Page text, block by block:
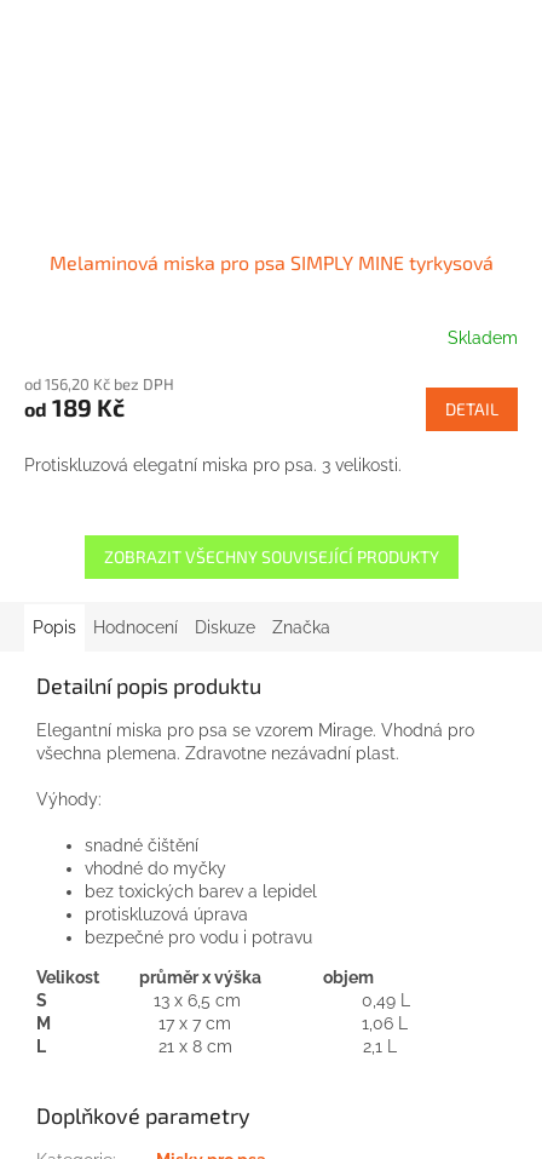
Melaminová miska pro psa SIMPLY MINE tyrkysová
Skladem
od 156,20 Kč bez DPH
od 189 Kč DETAIL
Protiskluzová elegatní miska pro psa. 3 velikosti.
ZOBRAZIT VŠECHNY SOUVISEJÍCÍ PRODUKTY
Popis Hodnocení Diskuze Značka
Detailní popis produktu
Elegantní miska pro psa se vzorem Mirage. Vhodná pro
všechna plemena. Zdravotne nezávadní plast.
Výhody:
snadné čištění
vhodné do myčky
bez toxických barev a lepidel
protiskluzová úprava
bezpečné pro vodu i potravu
Velikost průměr x výška objem
S
13 x 6,5 cm 0,49 L
M
17 x 7 cm 1,06 L
L
21 x 8 cm 2,1 L
Doplňkové parametry